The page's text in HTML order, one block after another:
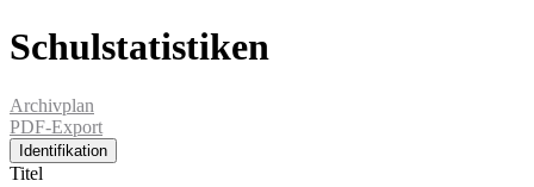
Schulstatistiken
Archivplan
PDF-Export
Identifikation
Titel